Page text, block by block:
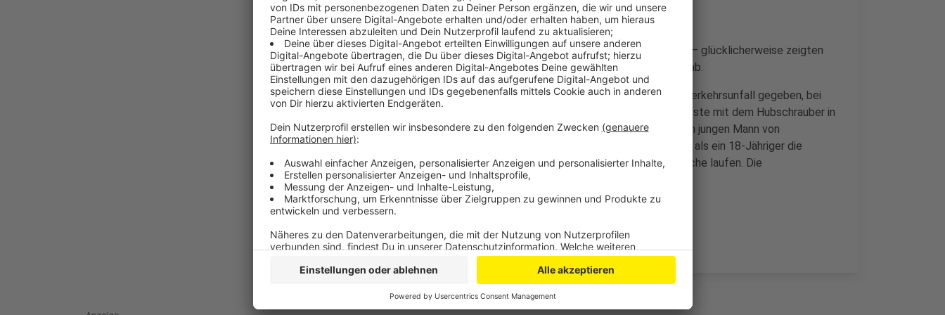
Der Gefahrenbereich rund ums Bad wurde vorsorglich abgesperrt – glücklicherweise zeigten
die Messungen vor Ort schnell, dass es keinen Chlorgasaustritt gab.
In Bergneustadt hat es am Sonntagnachmittag einen schweren Verkehrsunfall gegeben, bei
dem zwei Fußgänger schwer verletzt wurden. Ein 22-Jähriger musste mit dem Hubschrauber in
eine Klinik gebracht werden: Laut Polizei war er mit einem anderen jungen Mann von
Bergneustadt-Hackenberg in Richtung Aggertalsperre unterwegs als ein 18-Jähriger die
beiden mit seinem Auto erfasste. Die Ermittlungen zur Unfallursache laufen. Die
Talsperrenstraße war während des Einsatzes voll gesperrt.
Anzeige